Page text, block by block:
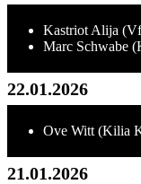
Kastriot Alija
Marc Schwabe
22.01.2026
Ove Witt (Kilia
21.01.2026